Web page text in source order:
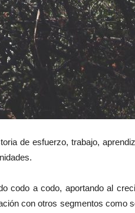
de esfuerzo, trabajo,
codo a codo, aportando al
con otros segmentos como